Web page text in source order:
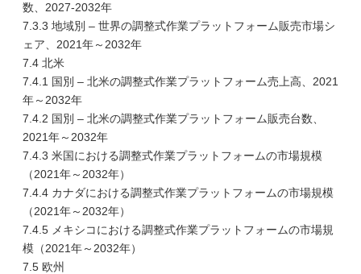
数、2027-2032年
7.3.3 地域別 – 世界の調整式作業プラットフォーム販売市場シ
ェア、2021年～2032年
7.4 北米
7.4.1 国別 – 北米の調整式作業プラットフォーム売上高、2021
年～2032年
7.4.2 国別 – 北米の調整式作業プラットフォーム販売台数、
2021年～2032年
7.4.3 米国における調整式作業プラットフォームの市場規模
（2021年～2032年）
7.4.4 カナダにおける調整式作業プラットフォームの市場規模
（2021年～2032年）
7.4.5 メキシコにおける調整式作業プラットフォームの市場規
模（2021年～2032年）
7.5 欧州